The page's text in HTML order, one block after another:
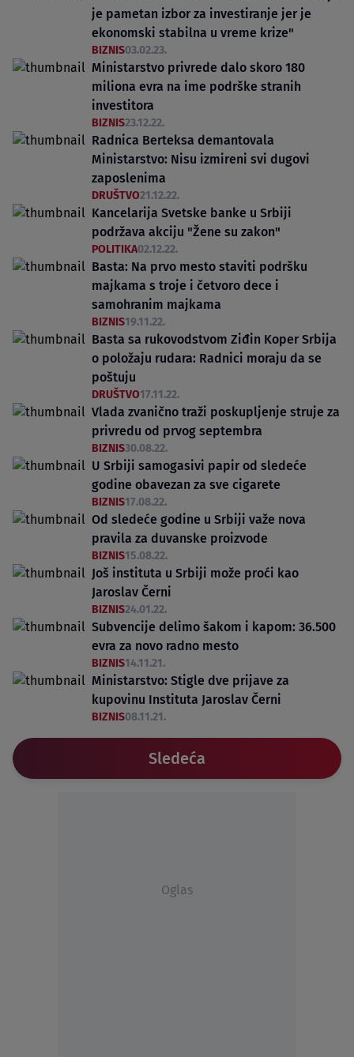
je pametan izbor za investiranje jer je
ekonomski stabilna u vreme krize"
BIZNIS03.02.23.
Ministarstvo privrede dalo skoro 180
miliona evra na ime podrške stranih
investitora
BIZNIS23.12.22.
Radnica Berteksa demantovala
Ministarstvo: Nisu izmireni svi dugovi
zaposlenima
DRUŠTVO21.12.22.
Kancelarija Svetske banke u Srbiji
podržava akciju "Žene su zakon"
POLITIKA02.12.22.
Basta: Na prvo mesto staviti podršku
majkama s troje i četvoro dece i
samohranim majkama
BIZNIS19.11.22.
Basta sa rukovodstvom Ziđin Koper Srbija
o položaju rudara: Radnici moraju da se
poštuju
DRUŠTVO17.11.22.
Vlada zvanično traži poskupljenje struje za
privredu od prvog septembra
BIZNIS30.08.22.
U Srbiji samogasivi papir od sledeće
godine obavezan za sve cigarete
BIZNIS17.08.22.
Od sledeće godine u Srbiji važe nova
pravila za duvanske proizvode
BIZNIS15.08.22.
Još instituta u Srbiji može proći kao
Jaroslav Černi
BIZNIS24.01.22.
Subvencije delimo šakom i kapom: 36.500
evra za novo radno mesto
BIZNIS14.11.21.
Ministarstvo: Stigle dve prijave za
kupovinu Instituta Jaroslav Černi
BIZNIS08.11.21.
Sledeća
Oglas